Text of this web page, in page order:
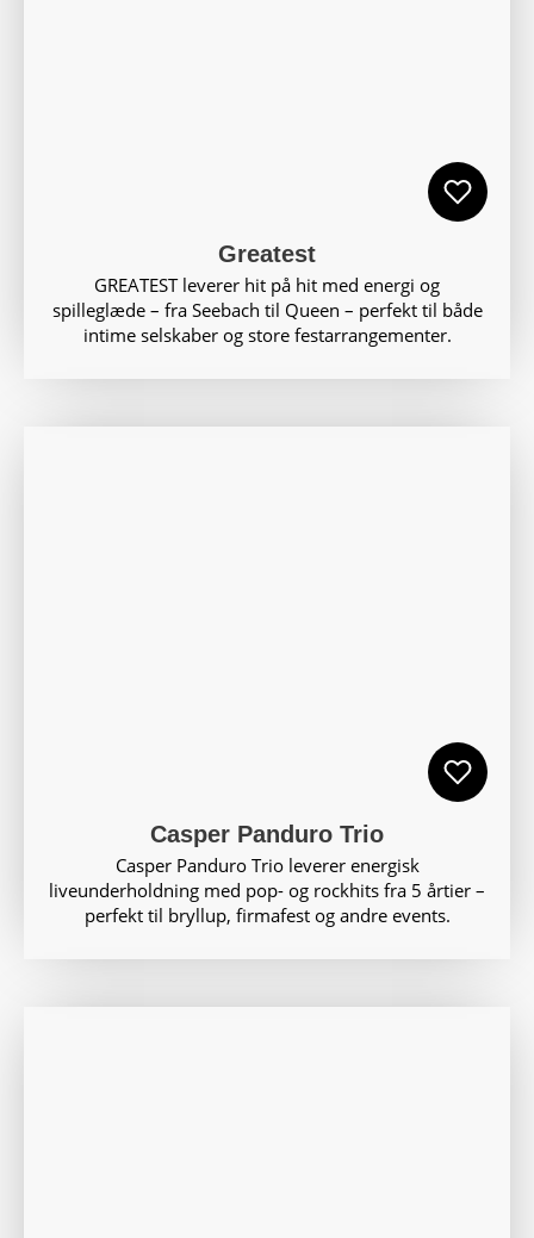
Greatest
GREATEST leverer hit på hit med energi og
spilleglæde – fra Seebach til Queen – perfekt til både
intime selskaber og store festarrangementer.
Casper Panduro Trio
Casper Panduro Trio leverer energisk
liveunderholdning med pop- og rockhits fra 5 årtier –
perfekt til bryllup, firmafest og andre events.